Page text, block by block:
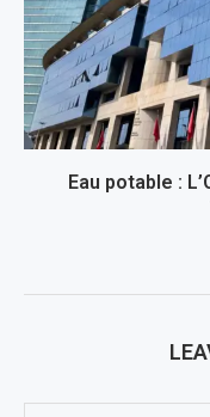
Eau potable :